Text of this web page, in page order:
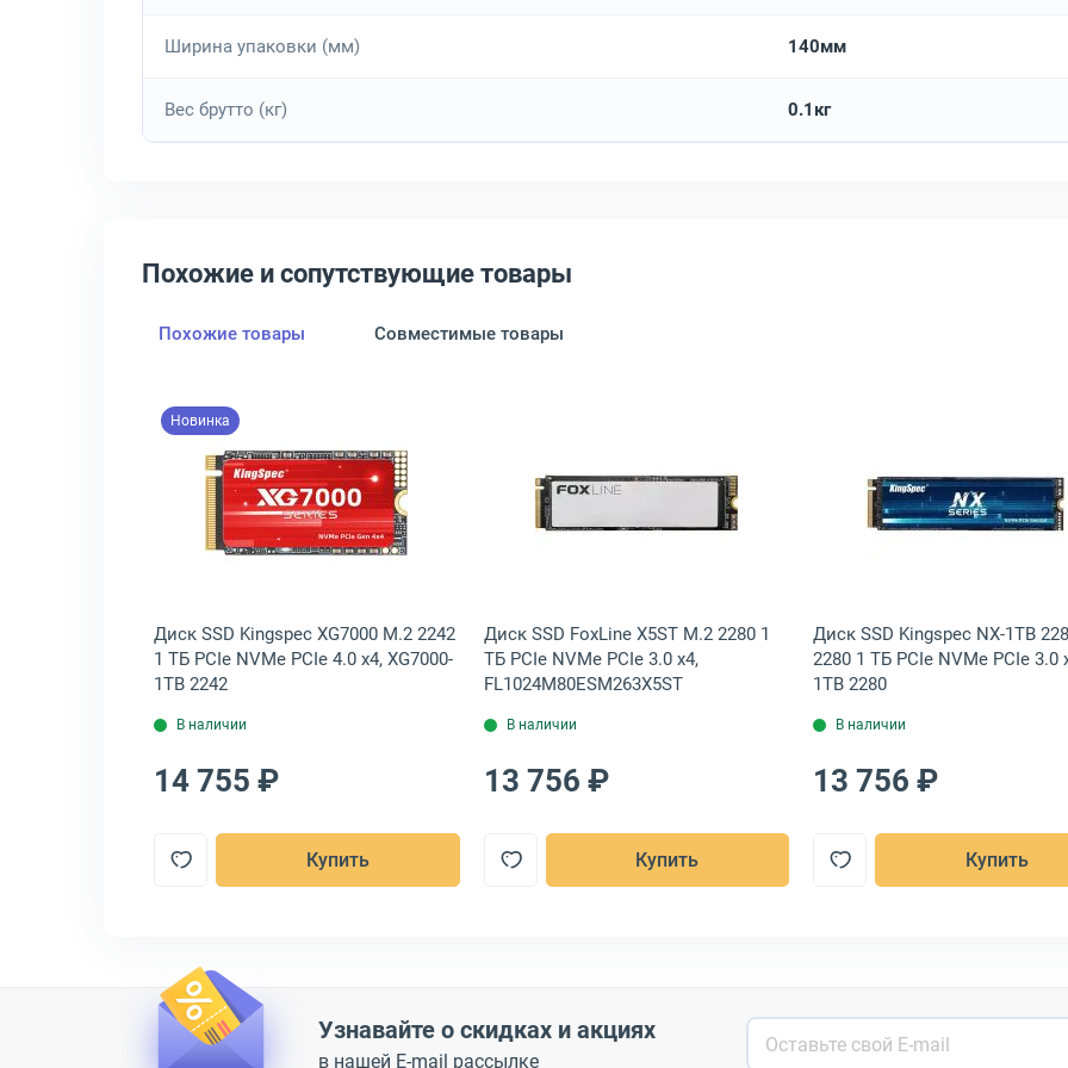
Ширина упаковки (мм) 140мм
Вес брутто (кг) 0.1кг
Похожие и сопутствующие товары
Похожие товары Совместимые товары
1 ТБ PCIe 4.0 NVMe x4, NT01NV5000-1T0-E4X
товар: Диск SSD Apacer AS2280P4U PRO M.2 2280 1 ТБ PCIe 3.0 NVMe x4, AP1TBAS2280P4UPRO-1
Новинка
Открыть товар: Диск SSD Kingspec XG7000 M.2 2242 1 ТБ PCIe NVMe PCIe 4.0 x4, XG7000-1TB 2242
Диск SSD Kingspec XG7000 M.2 2242
1 ТБ PCIe NVMe PCIe 4.0 x4, XG7000-
1TB 2242
В наличии
14 755 ₽
Купить
Открыть товар: Диск SSD FoxLine X5ST M.2 2280 1 ТБ
Диск SSD FoxLine X5ST M.2 2280 1
ТБ PCIe NVMe PCIe 3.0 x4,
FL1024M80ESM263X5ST
В наличии
13 756 ₽
Купить
Открыть
Диск SSD Kingspec NX-1TB
2280 1 ТБ PCIe NVMe PCIe 3.0
1TB 2280
В наличии
13 756 ₽
Купить
Узнавайте о скидках и акциях
в нашей E-mail рассылке